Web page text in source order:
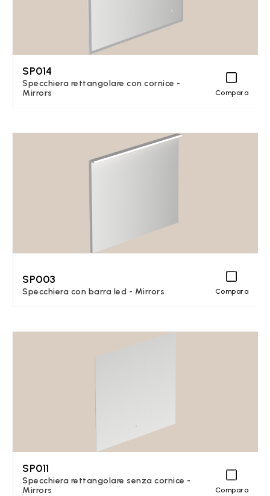
SP014
Specchiera rettangolare con cornice -
Mirrors
Compara
SP003
Specchiera con barra led - Mirrors Compara
SP011
Specchiera rettangolare senza cornice -
Mirrors
Compara